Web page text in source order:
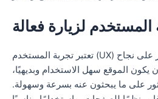
لزيارة فعالة
تعتبر تجربة المستخدم (UX) من أهم العوامل التي تؤثر على نجاح
يكون الموقع سهل الاستخدام وبديهيًا،
على ما يبحثون عنه بسرعة وسهولة.